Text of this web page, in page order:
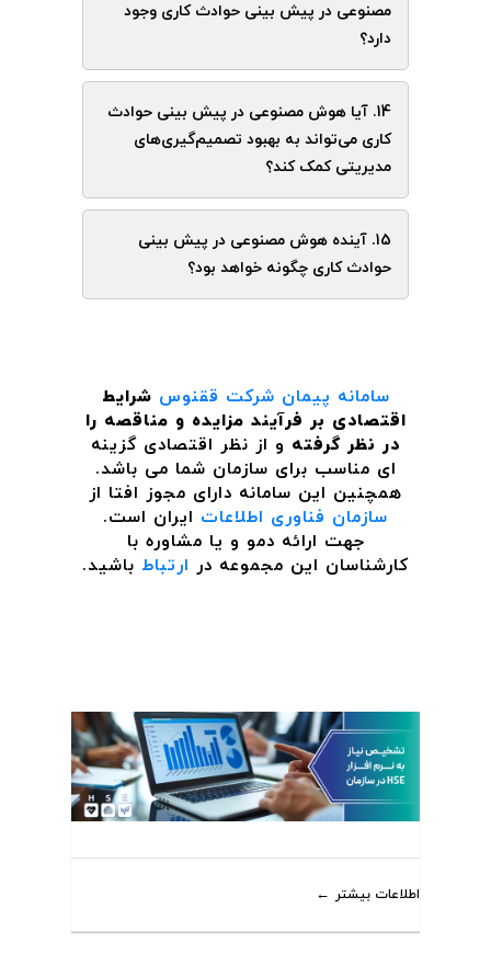
مصنوعی در پیش بینی حوادث کاری وجود
دارد؟
14. آیا هوش مصنوعی در پیش بینی حوادث
کاری می‌تواند به بهبود تصمیم‌گیری‌های
مدیریتی کمک کند؟
15. آینده هوش مصنوعی در پیش بینی
حوادث کاری چگونه خواهد بود؟
سامانه پیمان شرکت ققنوس شرایط
اقتصادی بر فرآیند مزایده و مناقصه را
در نظر گرفته و از نظر اقتصادی گزینه
ای مناسب برای سازمان شما می باشد.
همچنین این سامانه دارای مجوز افتا از
سازمان فناوری اطلاعات ایران است.
جهت ارائه دمو و یا مشاوره با
کارشناسان این مجموعه در ارتباط باشید.
اطلاعات بیشتر